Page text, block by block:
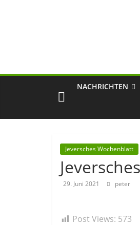
NACHRICHTEN
Jeversches Wochenblatt
29. Juni 2021 peter
Post Views: 573